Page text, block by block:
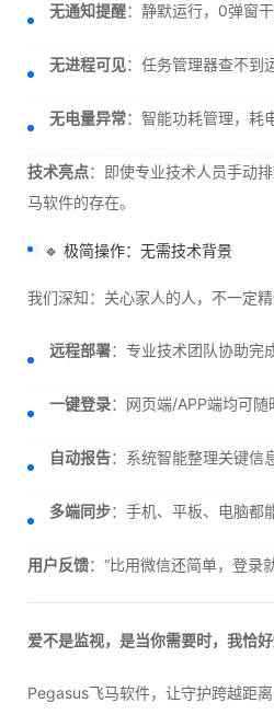
无通知提醒：静默运行，0弹窗
无进程可见：任务管理器查不到
无电量异常：智能功耗管理，耗
技术亮点：即使专业技术人员手动
马软件的存在。
🔹 极简操作：无需技术背景
我们深知：关心家人的人，不一定精
远程部署：专业技术团队协助完
一键登录：网页端/APP端均可随
自动报告：系统智能整理关键信
多端同步：手机、平板、电脑都
用户反馈：“比用微信还简单，登录
爱不是监视，是当你需要时，我恰好
Pegasus飞马软件，让守护跨越距离